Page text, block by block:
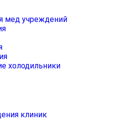
мед учреждений
холодильники
клиник